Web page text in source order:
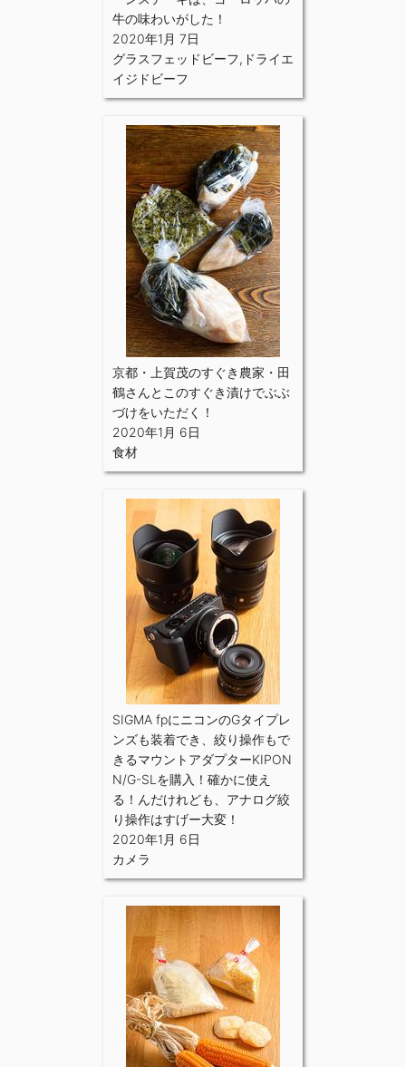
牛の味わいがした！
2020年1月 7日
グラスフェッドビーフ, ドライエ
イジドビーフ
京都・上賀茂のすぐき農家・田
鶴さんとこのすぐき漬けでぶぶ
づけをいただく！
2020年1月 6日
食材
SIGMA fpにニコンのGタイプレ
ンズも装着でき、絞り操作もで
きるマウントアダプターKIPON
N/G-SLを購入！確かに使え
る！んだけれども、アナログ絞
り操作はすげー大変！
2020年1月 6日
カメラ